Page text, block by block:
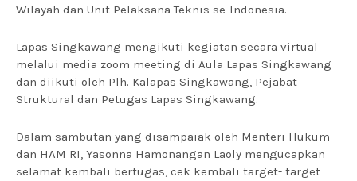
Wilayah dan Unit Pelaksana Teknis se-Indonesia.
Lapas Singkawang mengikuti kegiatan secara virtual
melalui media zoom meeting di Aula Lapas Singkawang
dan diikuti oleh Plh. Kalapas Singkawang, Pejabat
Struktural dan Petugas Lapas Singkawang.
Dalam sambutan yang disampaiak oleh Menteri Hukum
dan HAM RI, Yasonna Hamonangan Laoly mengucapkan
selamat kembali bertugas, cek kembali target- target